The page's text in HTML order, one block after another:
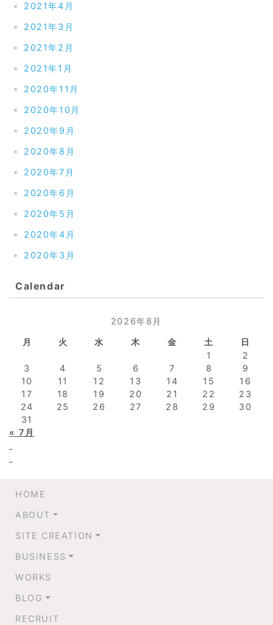
2021年4月
2021年3月
2021年2月
2021年1月
2020年11月
2020年10月
2020年9月
2020年8月
2020年7月
2020年6月
2020年5月
2020年4月
2020年3月
Calendar
2026年8月
月
火 水 木 金 土
日
1
2
3
4 5 6 7 8
9
10
11 12 13 14 15
16
17
18 19 20 21 22
23
24
25 26 27 28 29
30
31
« 7月
HOME
ABOUT
SITE CREATION
BUSINESS
WORKS
BLOG
RECRUIT